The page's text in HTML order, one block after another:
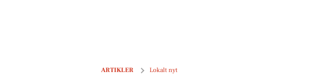
ARTIKLER Lokalt nyt
Skiveegnens gazellevirksomheder fejret for vækst og udvikling på